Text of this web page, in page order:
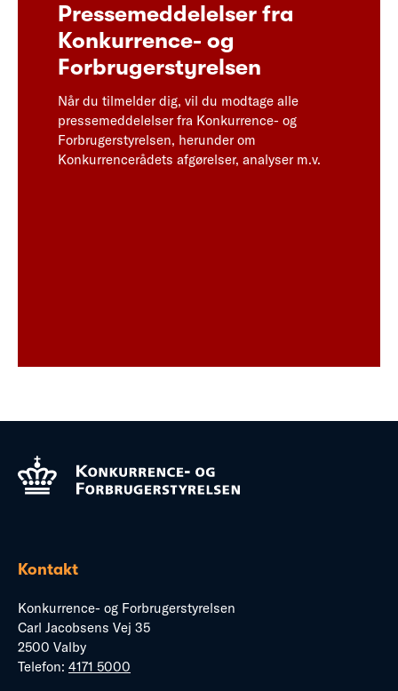
Pressemeddelelser fra
Konkurrence- og
Forbrugerstyrelsen
Når du tilmelder dig, vil du modtage alle
pressemeddelelser fra Konkurrence- og
Forbrugerstyrelsen, herunder om
Konkurrencerådets afgørelser, analyser m.v.
Kontakt
Konkurrence- og Forbrugerstyrelsen
Carl Jacobsens Vej 35
2500 Valby
Telefon: 4171 5000